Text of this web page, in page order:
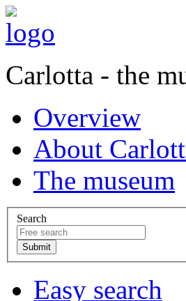
Carlotta - the
Overview
About
The museum
Search
Easy search